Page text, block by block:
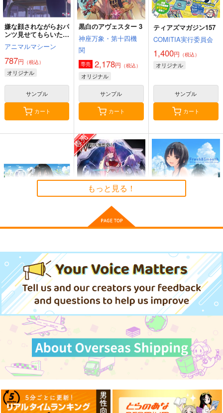
嫌な顔されながらおパ
ンツ見せてもらいたい
本14
アニマルマシーン
787円 （税込）
オリジナル
サンプル
カート
黒白のアヴェスター 3
神座万象・第十四機
関
専売 2,178円 （税込）
オリジナル
サンプル
カート
ティアズマガジン157
COMITIA実行委員会
1,400円 （税込）
オリジナル
サンプル
カート
5年目の放課後
899円（税込）
オリジナル しずく
サンプル
カート
神座万象・第十四機
関
3,144
オリジナル
ロイヤルマウンテン
770円（税込）
オリジナル
青山 澄香
白峰 莉花
メレ・レタナグア
サンプル
もっと見る！